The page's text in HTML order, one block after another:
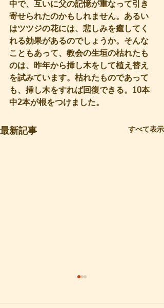
中で、互いに父の記憶が重なって引き
寄せられたのかもしれません。あるい
はツツジの花には、悲しみを癒してく
れる効果があるのでしょうか。そんな
こともあって、教会の生垣の枯れたも
のは、昨年から挿し木をして植え替え
を試みています。枯れたものであって
も、挿し木をすれば回復できる。10本
中2本が根をつけました。
最新記事 すべて表示
数年前、思いがけなく声をか